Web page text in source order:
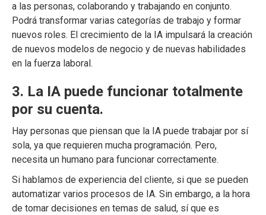
a las personas, colaborando y trabajando en conjunto.
Podrá transformar varias categorías de trabajo y formar
nuevos roles. El crecimiento de la IA impulsará la creación
de nuevos modelos de negocio y de nuevas habilidades
en la fuerza laboral.
3. La IA puede funcionar totalmente
por su cuenta.
Hay personas que piensan que la IA puede trabajar por sí
sola, ya que requieren mucha programación. Pero,
necesita un humano para funcionar correctamente.
Si hablamos de experiencia del cliente, si que se pueden
automatizar varios procesos de IA. Sin embargo, a la hora
de tomar decisiones en temas de salud, sí que es